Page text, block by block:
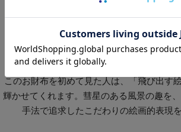
こだわり抜いたディ
このお財布を初めて見た人は、「飛び出す
輝かせてくれます。彗星のある風景の趣を
手法で追求したこだわりの絵画的表現